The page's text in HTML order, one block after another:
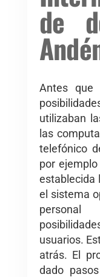
de
Antes que
utilizaban
las
telefónico
por
establecida
el sistema
usuarios.
atrás. El
dado